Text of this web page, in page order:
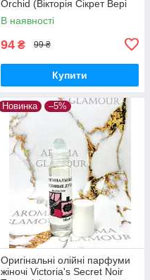
Orchid (Вікторія Сікрет Вері
Сексі Орхід) 9 мл
В наявності
94 ₴ 99 ₴
Купити
Новинка –5%
Оригінальні олійні парфуми
жіночі Victoria's Secret Noir